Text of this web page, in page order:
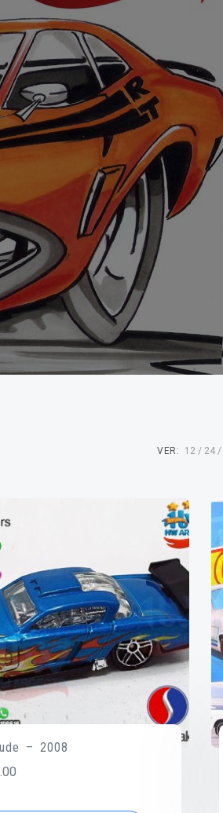
VER: 12 24
– 2008